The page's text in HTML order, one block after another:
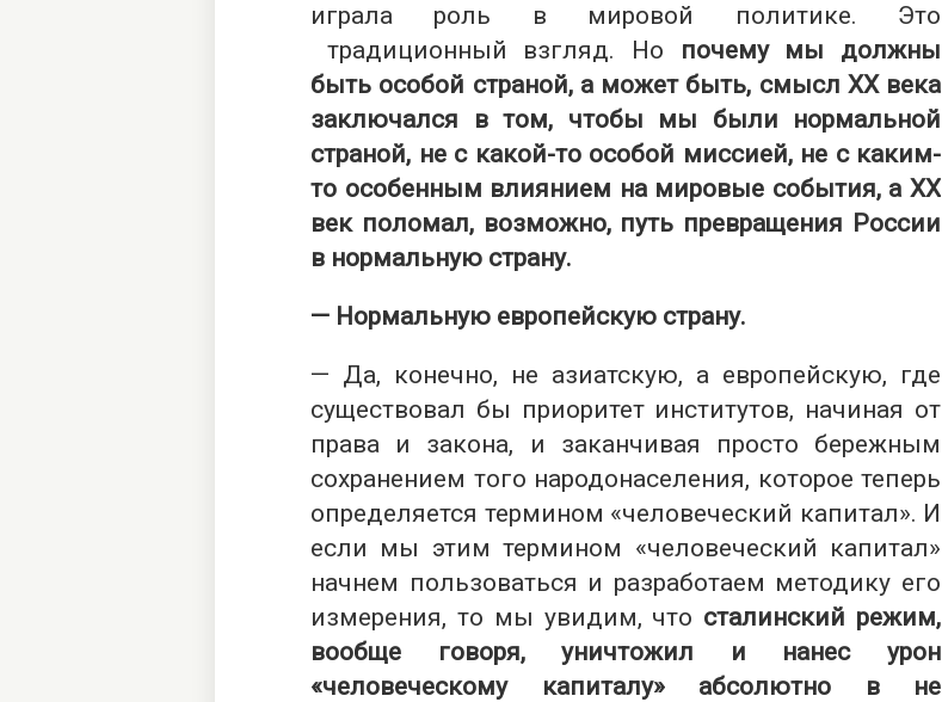
играла роль в мировой политике. Это
традиционный взгляд. Но почему мы должны
быть особой страной, а может быть, смысл XX века
заключался в том, чтобы мы были нормальной
страной, не с какой-то особой миссией, не с каким-
то особенным влиянием на мировые события, а XX
век поломал, возможно, путь превращения России
в нормальную страну.
— Нормальную европейскую страну.
— Да, конечно, не азиатскую, а европейскую, где
существовал бы приоритет институтов, начиная от
права и закона, и заканчивая просто бережным
сохранением того народонаселения, которое теперь
определяется термином «человеческий капитал». И
если мы этим термином «человеческий капитал»
начнем пользоваться и разработаем методику его
измерения, то мы увидим, что сталинский режим,
вообще говоря, уничтожил и нанес урон
«человеческому капиталу» абсолютно в не